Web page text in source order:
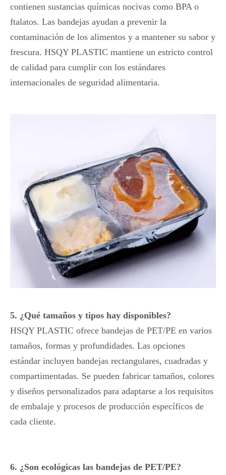
contienen sustancias químicas nocivas como BPA o
ftalatos. Las bandejas ayudan a prevenir la
contaminación de los alimentos y a mantener su sabor y
frescura. HSQY PLASTIC mantiene un estricto control
de calidad para cumplir con los estándares
internacionales de seguridad alimentaria.
5. ¿Qué tamaños y tipos hay disponibles?
HSQY PLASTIC ofrece bandejas de PET/PE en varios
tamaños, formas y profundidades. Las opciones
estándar incluyen bandejas rectangulares, cuadradas y
compartimentadas. Se pueden fabricar tamaños, colores
y diseños personalizados para adaptarse a los requisitos
de embalaje y procesos de producción específicos de
cada cliente.
6. ¿Son ecológicas las bandejas de PET/PE?